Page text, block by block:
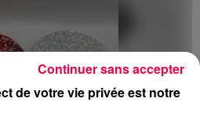
de votre vie privée est notre
Continuer sans accepter